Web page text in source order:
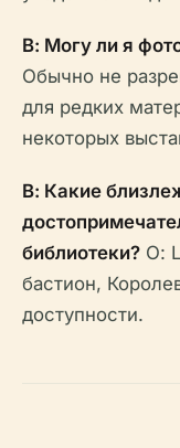
В: Могу ли я
Обычно не
для редких
некоторых
В: Какие
библиотеки? О:
бастион,
доступности.